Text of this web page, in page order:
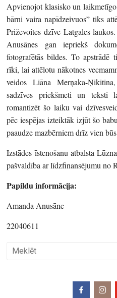
Apvienojot klasisko un
bārni vaira napīdzeivuos” tiks
Priževoites dzīve Latgales
Anusānes gan iepriekš
fotografētās bildes. To apstrādē
rīki, lai attēlotu nākotnes
veidos Liāna Merņaka-
sadzīves priekšmeti un teksti
romantizēt šo laiku vai
pēc iespējas izteiktāk izjūt šo
paaudze mazbērniem drīz vien
Izstādes īstenošanu atbalsta
pašvaldība ar līdzfinansējumu no
Papildu informācija:
Amanda Anusāne
22040611